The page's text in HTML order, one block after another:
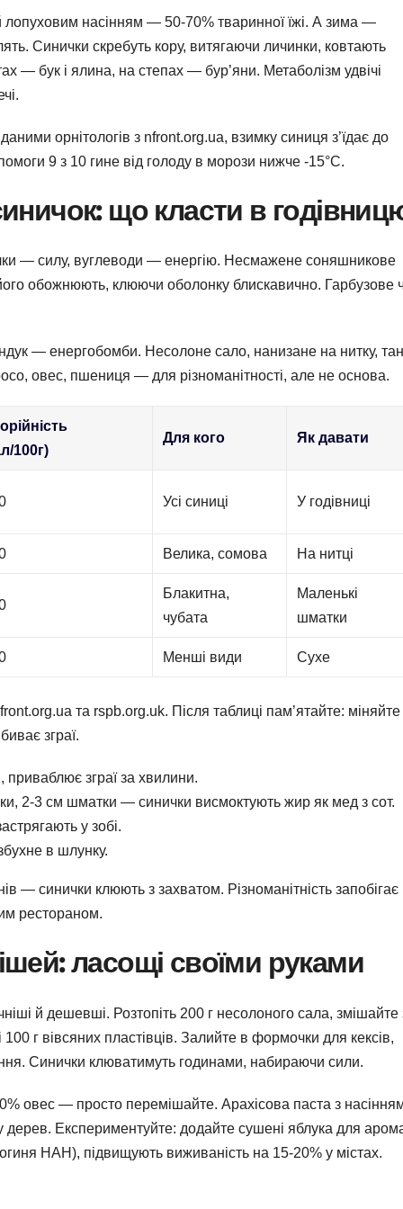
насінням — 50-70% тваринної їжі. А зима —
Синички скребуть кору, витягаючи личинки, ковтають
— бук і ялина, на степах — бур’яни. Метаболізм удвічі
орнітологів з nfront.org.ua, взимку синиця з’їдає до
9 з 10 гине від голоду в морози нижче -15°C.
що класти в
— силу, вуглеводи — енергію. Несмажене соняшникове
обожнюють, клюючи оболонку блискавично. Гарбузове
— енергобомби. Несолоне сало, нанизане на нитку,
овес, пшениця — для різноманітності, але не основа.
100г)
Для кого Як давати
Усі синиці У годівниці
Велика, сомова На нитці
Блакитна,
чубата
Маленькі
шматки
Менші види Сухе
та rspb.org.uk. Після таблиці пам’ятайте: міняйте
зграї.
зграї за хвилини.
2-3 см шматки — синички висмоктують жир як мед з сот.
у зобі.
в шлунку.
— синички клюють з захватом. Різноманітність запобігає
рестораном.
ласощі своїми руками
й дешевші. Розтопіть 200 г несолоного сала, змішайте
100 г вівсяних пластівців. Залийте в формочки для кексів,
Синички клюватимуть годинами, набираючи сили.
овес — просто перемішайте. Арахісова паста з
Експериментуйте: додайте сушені яблука для
НАН), підвищують виживаність на 15-20% у містах.